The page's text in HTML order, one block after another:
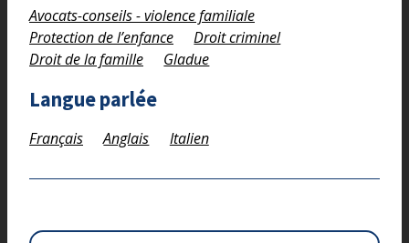
Avocats-conseils - violence familiale
Protection de l’enfance
Droit criminel
Droit de la famille
Gladue
Langue parlée
Français Anglais Italien